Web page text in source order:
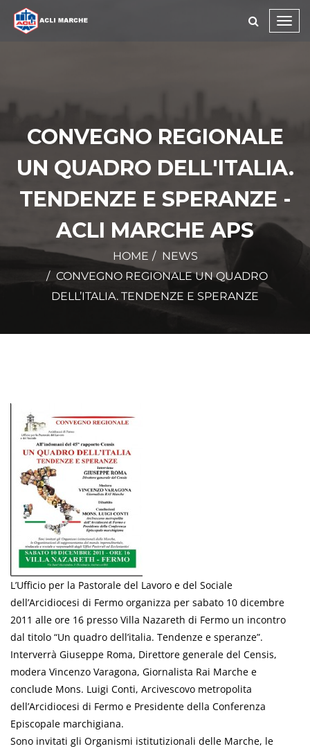
CONVEGNO REGIONALE
UN QUADRO DELL'ITALIA.
TENDENZE E SPERANZE -
ACLI MARCHE APS
HOME
NEWS
CONVEGNO REGIONALE UN QUADRO
DELL’ITALIA. TENDENZE E SPERANZE
L’Ufficio per la Pastorale del Lavoro e del Sociale
dell’Arcidiocesi di Fermo organizza per sabato 10 dicembre
2011 alle ore 16 presso Villa Nazareth di Fermo un incontro
dal titolo “Un quadro dell’italia. Tendenze e speranze”.
Interverrà Giuseppe Roma, Direttore generale del Censis,
modera Vincenzo Varagona, Giornalista Rai Marche e
conclude Mons. Luigi Conti, Arcivescovo metropolita
dell’Arcidiocesi di Fermo e Presidente della Conferenza
Episcopale marchigiana.
Sono invitati gli Organismi istitutizionali delle Marche, le